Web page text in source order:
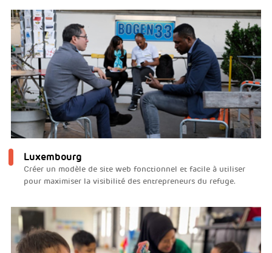
Luxembourg
Créer un modèle de site web fonctionnel et facile à utiliser
pour maximiser la visibilité des entrepreneurs du refuge.